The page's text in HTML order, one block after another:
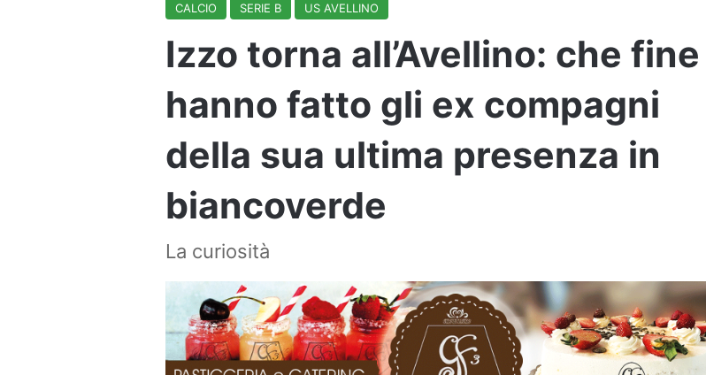
CALCIO SERIE B US AVELLINO
Izzo torna all’Avellino: che fine
hanno fatto gli ex compagni
della sua ultima presenza in
biancoverde
La curiosità